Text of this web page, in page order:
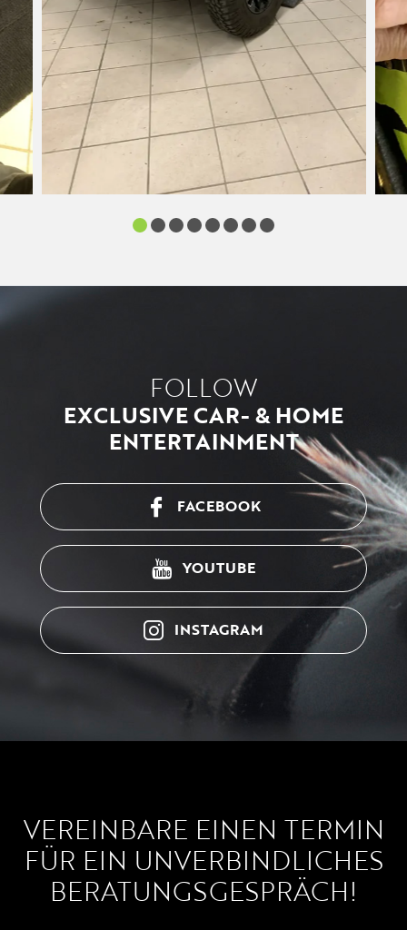
FOLLOW
EXCLUSIVE CAR- & HOME
ENTERTAINMENT
FACEBOOK
YOUTUBE
INSTAGRAM
VEREINBARE EINEN TERMIN
FÜR EIN UNVERBINDLICHES
BERATUNGSGESPRÄCH!